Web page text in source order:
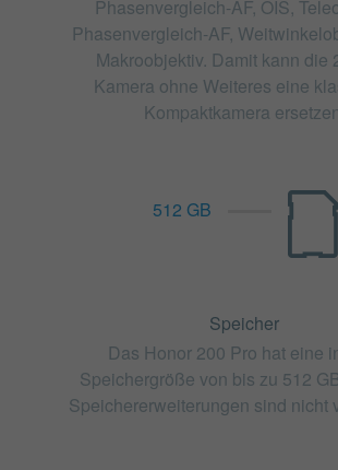
Phasenvergleich-AF, OIS,
Phasenvergleich-AF,
Makroobjektiv. Damit kann die
Kamera ohne Weiteres eine
Kompaktkamera
512 GB
Speicher
Das Honor 200 Pro hat eine
Speichergröße von bis zu 512
Speichererweiterungen sind nicht